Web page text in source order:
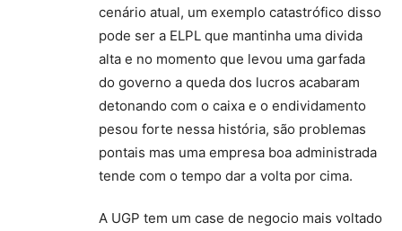
cenário atual, um exemplo catastrófico disso
pode ser a ELPL que mantinha uma divida
alta e no momento que levou uma garfada
do governo a queda dos lucros acabaram
detonando com o caixa e o endividamento
pesou forte nessa história, são problemas
pontais mas uma empresa boa administrada
tende com o tempo dar a volta por cima.
A UGP tem um case de negocio mais voltado